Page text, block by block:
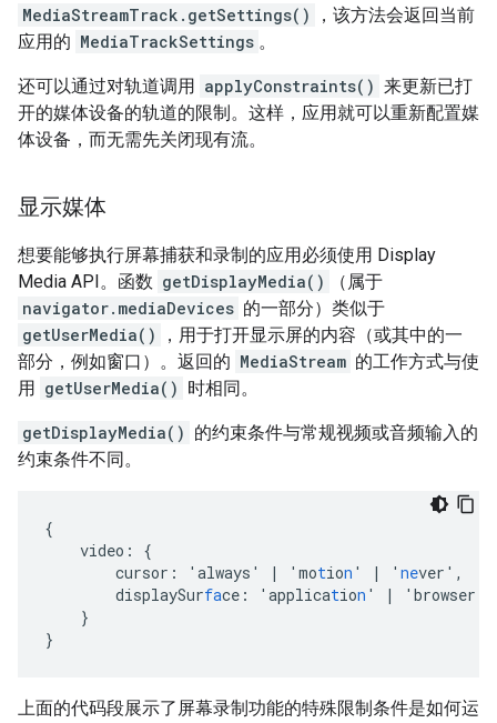
MediaStreamTrack.getSettings()
，该方法会返回当前
应用的 MediaTrackSettings 。
还可以通过对轨道调用 applyConstraints() 来更新已打
开的媒体设备的轨道的限制。这样，应用就可以重新配置媒
体设备，而无需先关闭现有流。
显示媒体
想要能够执行屏幕捕获和录制的应用必须使用 Display
Media API。函数 getDisplayMedia()
（属于
navigator.mediaDevices 的一部分）类似于
getUserMedia()
，用于打开显示屏的内容（或其中的一
部分，例如窗口）。返回的 MediaStream 的工作方式与使
用 getUserMedia() 时相同。
getDisplayMedia() 的约束条件与常规视频或音频输入的
约束条件不同。
{
video :
{
cursor : 'always' | 'motion ' | ' never' ,
displaySurface : 'application ' | 'browser'
}
}
上面的代码段展示了屏幕录制功能的特殊限制条件是如何运